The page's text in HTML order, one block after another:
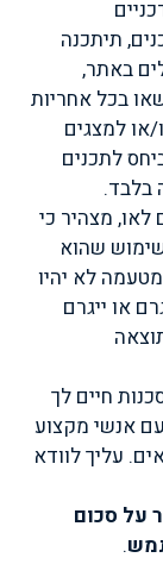
תיתכנה
באתר,
בכל אחריות
או למצגים
לתכנים
בלבד.
מצהיר כי
שהוא
לא יהיו
או ייגרם
חיים לך
אנשי מקצוע
עליך לוודא
על סכום
.